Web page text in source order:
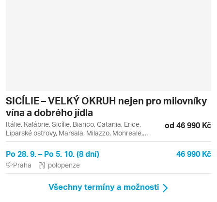
SICÍLIE – VELKÝ OKRUH nejen pro milovníky
vína a dobrého jídla
Itálie, Kalábrie, Sicílie, Bianco, Catania, Erice,
Liparské ostrovy, Marsala, Milazzo, Monreale,
Palermo, Syrakusy, Vulcano
od 46 990 Kč
Po 28. 9. – Po 5. 10. (8 dní) 46 990 Kč
Praha polopenze
Všechny termíny a možnosti